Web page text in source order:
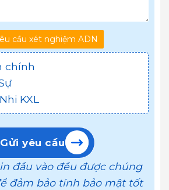
cầu xét nghiệm ADN
chính
KXL
Gửi yêu cầu
đầu vào đều được chúng
đảm bảo tính bảo mật tốt